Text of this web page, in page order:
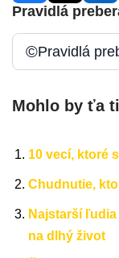
Pravidlá
©Pravidlá
Mohlo by ťa
10 vecí, ktoré
Chudnutie,
Najstarší
na dlhý život